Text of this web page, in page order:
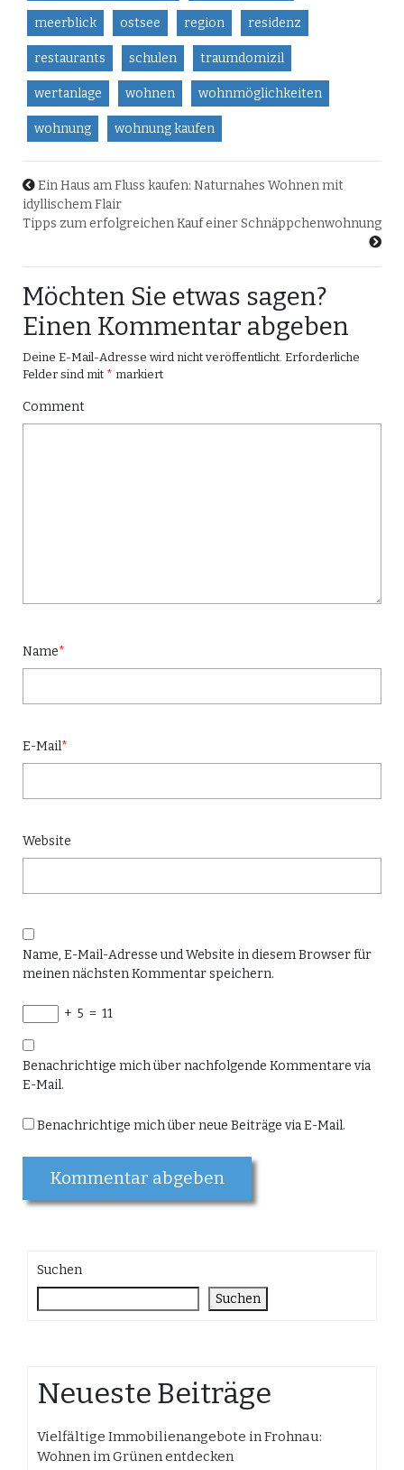
meerblick ostsee region residenz
restaurants schulen traumdomizil
wertanlage wohnen wohnmöglichkeiten
wohnung wohnung kaufen
Ein Haus am Fluss kaufen: Naturnahes Wohnen mit
idyllischem Flair
Tipps zum erfolgreichen Kauf einer Schnäppchenwohnung
Möchten Sie etwas sagen?
Einen Kommentar abgeben
Deine E-Mail-Adresse wird nicht veröffentlicht. Erforderliche
Felder sind mit * markiert
Comment
Name*
E-Mail*
Website
Name, E-Mail-Adresse und Website in diesem Browser für
meinen nächsten Kommentar speichern.
+ 5 = 11
Benachrichtige mich über nachfolgende Kommentare via
E-Mail.
Benachrichtige mich über neue Beiträge via E-Mail.
Suchen
Suchen
Neueste Beiträge
Vielfältige Immobilienangebote in Frohnau:
Wohnen im Grünen entdecken